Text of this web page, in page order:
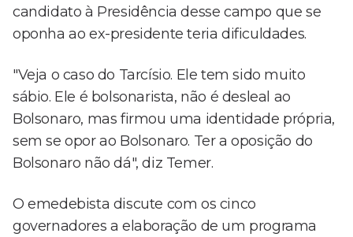
candidato à Presidência desse campo que se
oponha ao ex-presidente teria dificuldades.
"Veja o caso do Tarcísio. Ele tem sido muito
sábio. Ele é bolsonarista, não é desleal ao
Bolsonaro, mas firmou uma identidade própria,
sem se opor ao Bolsonaro. Ter a oposição do
Bolsonaro não dá", diz Temer.
O emedebista discute com os cinco
governadores a elaboração de um programa